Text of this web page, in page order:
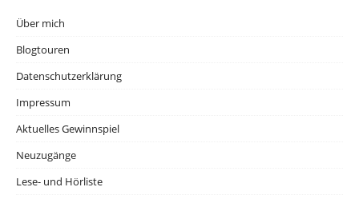
Über mich
Blogtouren
Datenschutzerklärung
Impressum
Aktuelles Gewinnspiel
Neuzugänge
Lese- und Hörliste